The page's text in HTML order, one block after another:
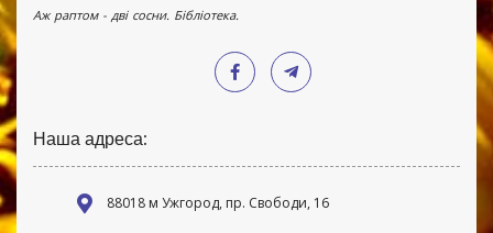
Аж раптом - дві сосни. Бібліотека.
Наша адреса:
88018 м Ужгород, пр. Свободи, 16